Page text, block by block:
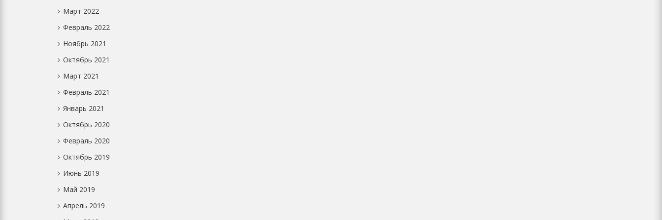
Март 2022
Февраль 2022
Ноябрь 2021
Октябрь 2021
Март 2021
Февраль 2021
Январь 2021
Октябрь 2020
Февраль 2020
Октябрь 2019
Июнь 2019
Май 2019
Апрель 2019